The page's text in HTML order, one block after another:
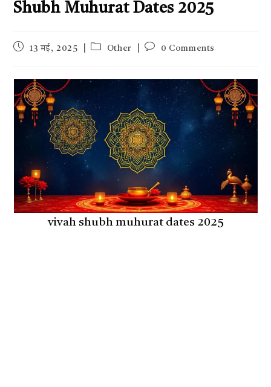
Shubh Muhurat Dates 2025
Post13 मई, 2025
PostOther
Post0 Comments
vivah shubh muhurat dates 2025